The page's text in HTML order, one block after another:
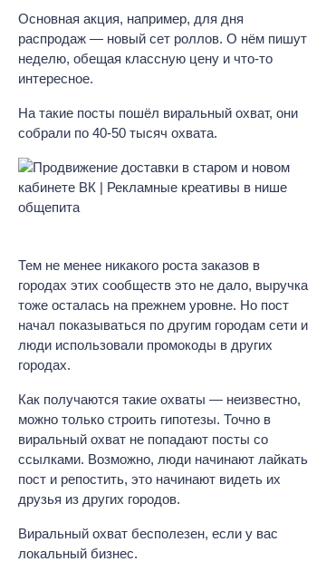
Основная акция, например, для дня
распродаж — новый сет роллов. О нём пишут
неделю, обещая классную цену и что-то
интересное.
На такие посты пошёл виральный охват, они
собрали по 40-50 тысяч охвата.
Тем не менее никакого роста заказов в
городах этих сообществ это не дало, выручка
тоже осталась на прежнем уровне. Но пост
начал показываться по другим городам сети и
люди использовали промокоды в других
городах.
Как получаются такие охваты — неизвестно,
можно только строить гипотезы. Точно в
виральный охват не попадают посты со
ссылками. Возможно, люди начинают лайкать
пост и репостить, это начинают видеть их
друзья из других городов.
Виральный охват бесполезен, если у вас
локальный бизнес.